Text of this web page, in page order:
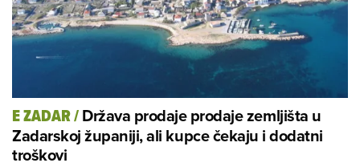
E ZADAR/Država prodaje prodaje zemljišta u
Zadarskoj županiji, ali kupce čekaju i dodatni
troškovi